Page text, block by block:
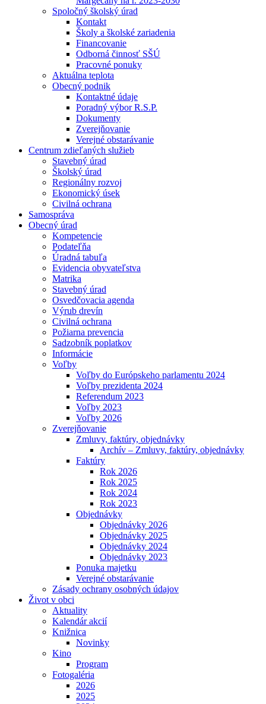
Spoločný školský úrad
Kontakt
Školy a školské zariadenia
Financovanie
Odborná činnosť SŠÚ
Pracovné ponuky
Aktuálna teplota
Obecný podnik
Kontaktné údaje
Poradný výbor R.S.P.
Dokumenty
Zverejňovanie
Verejné obstarávanie
Centrum zdieľaných služieb
Stavebný úrad
Školský úrad
Regionálny rozvoj
Ekonomický úsek
Civilná ochrana
Samospráva
Obecný úrad
Kompetencie
Podateľňa
Úradná tabuľa
Evidencia obyvateľstva
Matrika
Stavebný úrad
Osvedčovacia agenda
Výrub drevín
Civilná ochrana
Požiarna prevencia
Sadzobník poplatkov
Informácie
Voľby
Voľby do Európskeho parlamentu 2024
Voľby prezidenta 2024
Referendum 2023
Voľby 2023
Voľby 2026
Zverejňovanie
Zmluvy, faktúry, objednávky
Archív – Zmluvy, faktúry, objednávky
Faktúry
Rok 2026
Rok 2025
Rok 2024
Rok 2023
Objednávky
Objednávky 2026
Objednávky 2025
Objednávky 2024
Objednávky 2023
Ponuka majetku
Verejné obstarávanie
Zásady ochrany osobných údajov
Život v obci
Aktuality
Kalendár akcií
Knižnica
Novinky
Kino
Program
Fotogaléria
2026
2025